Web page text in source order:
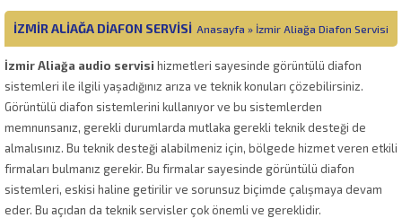
İZMIR ALIAĞA DIAFON SERVISI Anasayfa » İzmir Aliağa Diafon Servisi
İzmir Aliağa audio servisi hizmetleri sayesinde görüntülü diafon
sistemleri ile ilgili yaşadığınız arıza ve teknik konuları çözebilirsiniz.
Görüntülü diafon sistemlerini kullanıyor ve bu sistemlerden
memnunsanız, gerekli durumlarda mutlaka gerekli teknik desteği de
almalısınız. Bu teknik desteği alabilmeniz için, bölgede hizmet veren etkili
firmaları bulmanız gerekir. Bu firmalar sayesinde görüntülü diafon
sistemleri, eskisi haline getirilir ve sorunsuz biçimde çalışmaya devam
eder. Bu açıdan da teknik servisler çok önemli ve gereklidir.